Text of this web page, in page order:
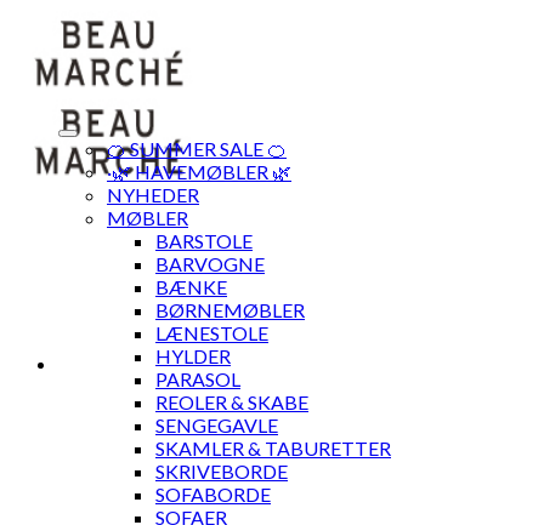
content
🍊 SUMMER SALE 🍊
·🌿 HAVEMØBLER 🌿
NYHEDER
MØBLER
BARSTOLE
BARVOGNE
BÆNKE
BØRNEMØBLER
LÆNESTOLE
HYLDER
PARASOL
REOLER & SKABE
SENGEGAVLE
SKAMLER & TABURETTER
SKRIVEBORDE
SOFABORDE
SOFAER